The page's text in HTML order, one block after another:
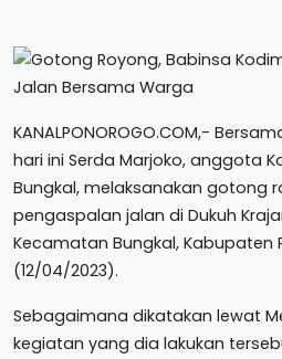
KANALPONOROGO.COM,-
hari ini Serda Marjoko, anggota
Bungkal, melaksanakan gotong
pengaspalan jalan di Dukuh
Kecamatan Bungkal, Kabupaten
(12/04/2023).
Sebagaimana dikatakan lewat
kegiatan yang dia lakukan